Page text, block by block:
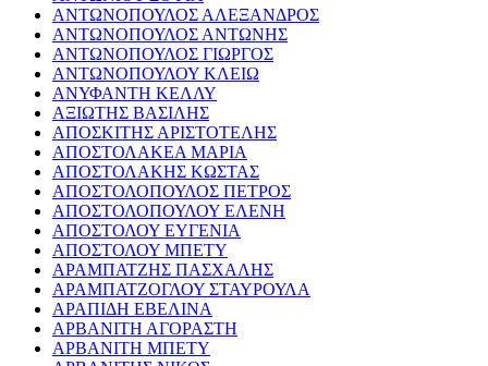
ΑΝΤΩΝΟΠΟΥΛΟΣ ΑΛΕΞΑΝΔΡΟΣ
ΑΝΤΩΝΟΠΟΥΛΟΣ ΑΝΤΩΝΗΣ
ΑΝΤΩΝΟΠΟΥΛΟΣ ΓΙΩΡΓΟΣ
ΑΝΤΩΝΟΠΟΥΛΟΥ ΚΛΕΙΩ
ΑΝΥΦΑΝΤΗ ΚΕΛΛΥ
ΑΞΙΩΤΗΣ ΒΑΣΙΛΗΣ
ΑΠΟΣΚΙΤΗΣ ΑΡΙΣΤΟΤΕΛΗΣ
ΑΠΟΣΤΟΛΑΚΕΑ ΜΑΡΙΑ
ΑΠΟΣΤΟΛΑΚΗΣ ΚΩΣΤΑΣ
ΑΠΟΣΤΟΛΟΠΟΥΛΟΣ ΠΕΤΡΟΣ
ΑΠΟΣΤΟΛΟΠΟΥΛΟΥ ΕΛΕΝΗ
ΑΠΟΣΤΟΛΟΥ ΕΥΓΕΝΙΑ
ΑΠΟΣΤΟΛΟΥ ΜΠΕΤΥ
ΑΡΑΜΠΑΤΖΗΣ ΠΑΣΧΑΛΗΣ
ΑΡΑΜΠΑΤΖΟΓΛΟΥ ΣΤΑΥΡΟΥΛΑ
ΑΡΑΠΙΔΗ ΕΒΕΛΙΝΑ
ΑΡΒΑΝΙΤΗ ΑΓΟΡΑΣΤΗ
ΑΡΒΑΝΙΤΗ ΜΠΕΤΥ